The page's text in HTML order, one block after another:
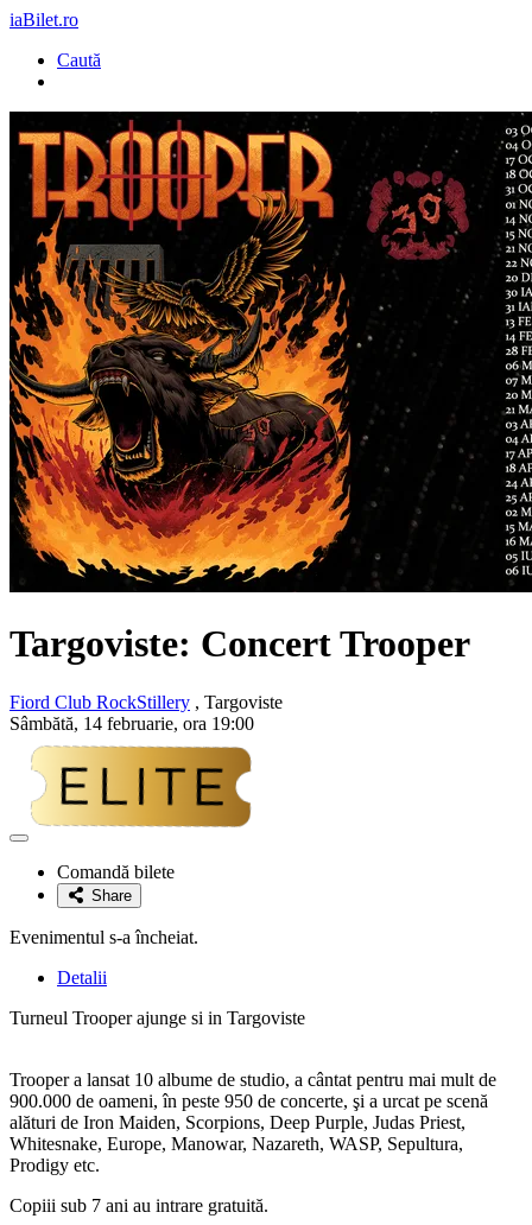
iaBilet.ro
Caută
Targoviste: ConcertTrooper
Fiord Club RockStillery , Targoviste
Sâmbătă, 14 februarie, ora 19:00
Adaugă
favoriteComandă bilete
Share
Evenimentul s-a încheiat.
Detalii
Turneul Trooper ajunge si in Targoviste
Trooper a lansat 10 albume de studio, a cântat pentru mai mult de
900.000 de oameni, în peste 950 de concerte, şi a urcat pe scenă
alături de Iron Maiden, Scorpions, Deep Purple, Judas Priest,
Whitesnake, Europe, Manowar, Nazareth, WASP, Sepultura,
Prodigy etc.
Copiii sub 7 ani au intrare gratuită.